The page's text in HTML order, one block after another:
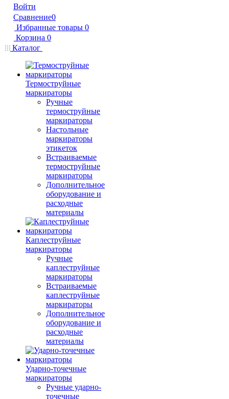
Войти
Сравнение0
Избранные товары 0
Корзина 0
Каталог
Термоструйные
маркираторы
Ручные
термоструйные
маркираторы
Настольные
маркираторы
этикеток
Встраиваемые
термоструйные
маркираторы
Дополнительное
оборудование и
расходные
материалы
Каплеструйные
маркираторы
Ручные
каплеструйные
маркираторы
Встраиваемые
каплеструйные
маркираторы
Дополнительное
оборудование и
расходные
материалы
Ударно-точечные
маркираторы
Ручные ударно-
точечные